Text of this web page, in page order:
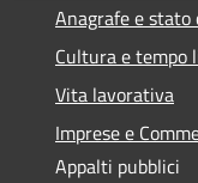
Anagrafe e stato
Cultura e tempo
Vita lavorativa
Imprese e
Appalti pubblici